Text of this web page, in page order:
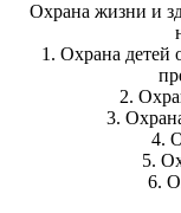
Охрана жизни и
1. Охрана детей
2.
3.
4.
5.
6.